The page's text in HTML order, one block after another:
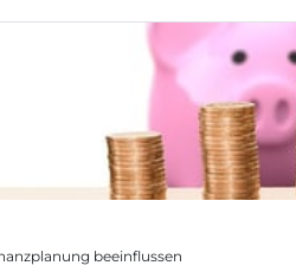
beeinflussen